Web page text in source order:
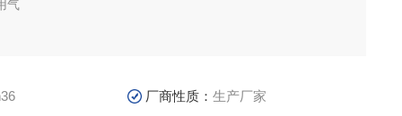
气
厂商性质：生产厂家